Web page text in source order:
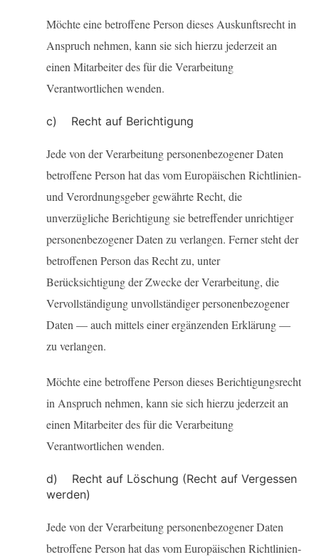
Möchte eine betroffene Person dieses Auskunftsrecht in
Anspruch nehmen, kann sie sich hierzu jederzeit an
einen Mitarbeiter des für die Verarbeitung
Verantwortlichen wenden.
c) Recht auf Berichtigung
Jede von der Verarbeitung personenbezogener Daten
betroffene Person hat das vom Europäischen Richtlinien-
und Verordnungsgeber gewährte Recht, die
unverzügliche Berichtigung sie betreffender unrichtiger
personenbezogener Daten zu verlangen. Ferner steht der
betroffenen Person das Recht zu, unter
Berücksichtigung der Zwecke der Verarbeitung, die
Vervollständigung unvollständiger personenbezogener
Daten — auch mittels einer ergänzenden Erklärung —
zu verlangen.
Möchte eine betroffene Person dieses Berichtigungsrecht
in Anspruch nehmen, kann sie sich hierzu jederzeit an
einen Mitarbeiter des für die Verarbeitung
Verantwortlichen wenden.
d) Recht auf Löschung (Recht auf Vergessen
werden)
Jede von der Verarbeitung personenbezogener Daten
betroffene Person hat das vom Europäischen Richtlinien-